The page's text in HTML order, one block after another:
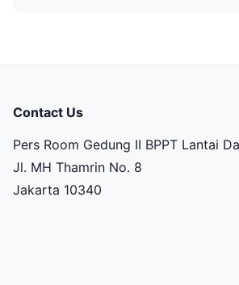
Contact Us
Pers Room Gedung II BPPT Lantai
Jl. MH Thamrin No. 8
Jakarta 10340